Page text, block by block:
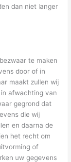
dan niet langer
te maken
door of in
maakt zullen wij
afwachting van
gegrond dat
die wij
en daarna de
het recht om
of
uw gegevens